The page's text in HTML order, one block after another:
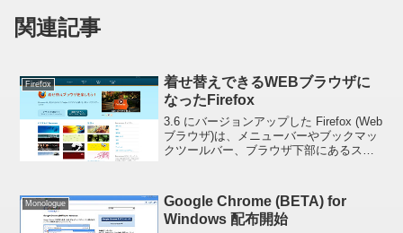
関連記事
Firefox
着せ替えできるWEBブラウザに
なったFirefox
3.6 にバージョンアップした Firefox (Web
ブラウザ)は、メニューバーやブックマッ
クツールバー、ブラウザ下部にあるステ
のは赤枠の部分です(拡大可↓)ただし...
Monologue
Google Chrome (BETA) for
Windows 配布開始